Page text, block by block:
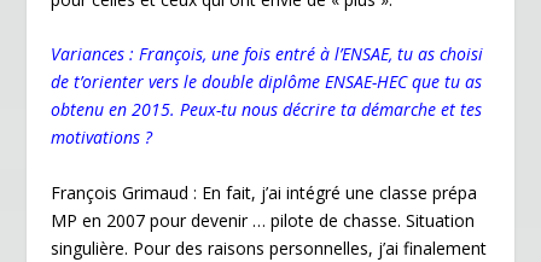
o
o
k
dI
n
e
n
dl
y
er
Variances : François, une fois entré à l’ENSAE, tu as choisi
de t’orienter vers le double diplôme ENSAE-HEC que tu as
obtenu en 2015. Peux-tu nous décrire ta démarche et tes
motivations ?
François Grimaud : En fait, j’ai intégré une classe prépa
MP en 2007 pour devenir … pilote de chasse. Situation
singulière. Pour des raisons personnelles, j’ai finalement